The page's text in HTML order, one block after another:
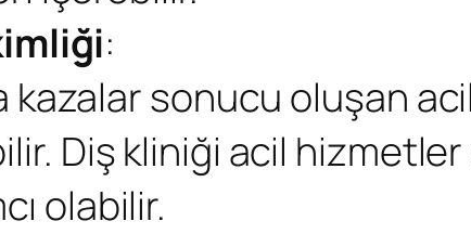
:
kazalar sonucu oluşan
Diş kliniği acil
olabilir.